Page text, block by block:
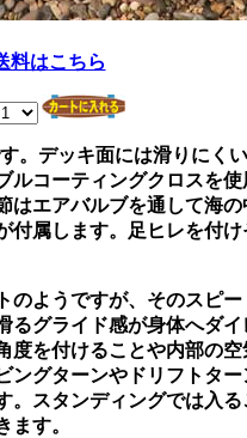
料はこちら
。デッキ面には滑りにく
ルコーティングクロスを
はエアバルブを通して海の
付属します。足ヒレを付
のようですが、そのスピ
るグライド感が身体へダ
度を付けることや内部の
ングターンやドリフトタ
。スタンディングでは入
す。